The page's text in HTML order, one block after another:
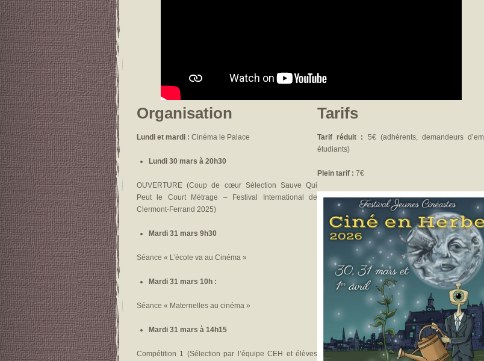
Organisation
Lundi et mardi : Cinéma le Palace
Lundi 30 mars à 20h30
OUVERTURE (Coup de cœur Sélection Sauve Qui
Peut le Court Métrage – Festival International de
Clermont-Ferrand 2025)
Mardi 31 mars 9h30
Séance « L’école va au Cinéma »
Mardi 31 mars 10h :
Séance « Maternelles au cinéma »
Mardi 31 mars à 14h15
Compétition 1 (Sélection par l’équipe CEH et élèves
Tarifs
Tarif réduit : 5€ (adhérents, demandeurs
étudiants)
Plein tarif : 7€